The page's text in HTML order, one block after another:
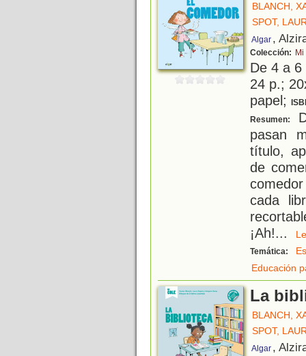
BLANCH,
SPOT,
Algar ,
Colección:
De 4 a
24 p.;
papel;
Resumen:
pasan
título,
de
cada
¡Ah!...
Temática:
Educación
La
BLANCH,
SPOT,
Algar ,